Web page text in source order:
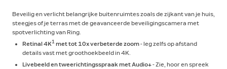
Beveilig en verlicht belangrijke buitenruimtes zoals de zijkant van je huis,
steegjes of je terras met de geavanceerde beveiligingscamera met
spotverlichting van Ring.
Retinal 4K1 met tot 10x verbeterde zoom- leg zelfs op afstand
details vast met groothoekbeeld in 4K.
Livebeeld en tweerichtingsspraak met Audio+- Zie, hoor en spreek